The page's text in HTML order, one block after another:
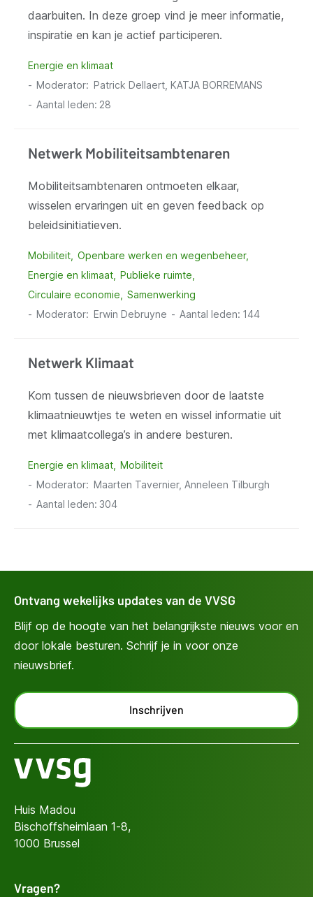
daarbuiten. In deze groep vind je meer informatie,
inspiratie en kan je actief participeren.
Energie en klimaat
Moderator
Patrick Dellaert, KATJA BORREMANS
Aantal leden: 28
Netwerk Mobiliteitsambtenaren
Mobiliteitsambtenaren ontmoeten elkaar,
wisselen ervaringen uit en geven feedback op
beleidsinitiatieven.
Mobiliteit Openbare werken en wegenbeheer
Energie en klimaat Publieke ruimte
Circulaire economie
Samenwerking
Moderator
Erwin Debruyne Aantal leden: 144
Netwerk Klimaat
Kom tussen de nieuwsbrieven door de laatste
klimaatnieuwtjes te weten en wissel informatie uit
met klimaatcollega’s in andere besturen.
Energie en klimaat Mobiliteit
Moderator
Maarten Tavernier, Anneleen Tilburgh
Aantal leden: 304
Ontvang wekelijks updates van de VVSG
Blijf op de hoogte van het belangrijkste nieuws voor en
door lokale besturen. Schrijf je in voor onze
nieuwsbrief.
Inschrijven
Huis Madou
Bischoffsheimlaan 1-8,
1000 Brussel
Vragen?